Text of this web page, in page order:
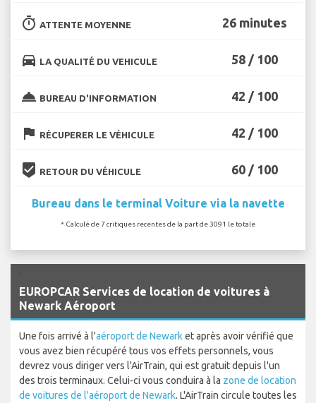
timer ATTENTE MOYENNE 26 minutes
directions_car LA QUALITÉ DU VEHICULE 58 / 100
room_service BUREAU D'INFORMATION 42 / 100
flag RÉCUPERER LE VÉHICULE 42 / 100
beenhere RETOUR DU VÉHICULE 60 / 100
Bureau dans le terminal Voiture via la navette
* Calculé de 7 critiques recentes de la part de 3091 le totale
EUROPCAR Services de location de voitures à
Newark Aéroport
Une fois arrivé à l'aéroport de Newarket après avoir vérifié que
vous avez bien récupéré tous vos effets personnels, vous
devrez vous diriger vers l'AirTrain, qui est gratuit depuis l'un
des trois terminaux. Celui-ci vous conduira à la zone de location
de voitures de l'aéroport de Newark. L'AirTrain circule toutes les